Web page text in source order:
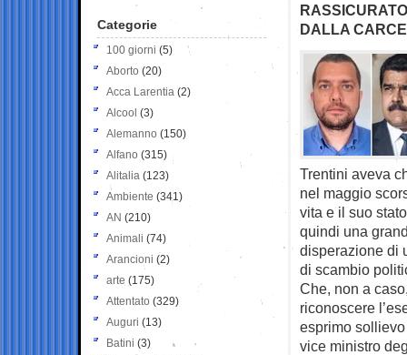
DALLA
Trentini aveva
nel maggio
vita e il suo
quindi una
disperazione di
di scambio
Che, non a
riconoscere
esprimo
vice ministro
Categorie
100 giorni (5)
Aborto (20)
Acca Larentia (2)
Alcool (3)
Alemanno (150)
Alfano (315)
Alitalia (123)
Ambiente (341)
AN (210)
Animali (74)
Arancioni (2)
arte (175)
Attentato (329)
Auguri (13)
Batini (3)